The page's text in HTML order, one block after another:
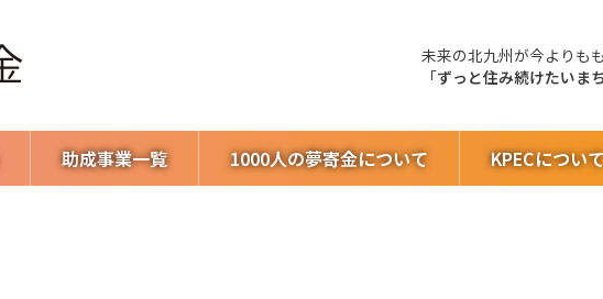
未来の北九州が今よりも
「ずっと住み続けたいまち
助成事業一覧 1000人の夢寄金について KPECについて